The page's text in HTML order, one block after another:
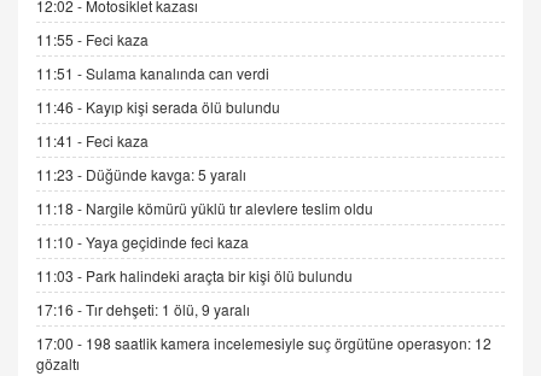
11.12.2024 12:30
DR. EKREM ASLAN
Gerçek Ne, Algı Ne? "Beraber Yürüyoruz"
Cümlesinin Peşinden
19.07.2025 12:45
GÖNÜL MENEKŞE
Şifacının Yolu
04.11.2025 12:56
AV. RÜMEYSA ÖZKALE
Kira Uyuşmazlıklarında Dava Açmadan Önce
Arabulucuya Başvuru Şartı
12:02 - Motosiklet kazası
11:55 - Feci kaza
11:51 -Sulama kanalında can verdi
11:46 - Kayıp kişi serada ölü bulundu
11:41 - Feci kaza
11:23 - Düğünde kavga: 5 yaralı
11:18 - Nargile kömürü yüklü tır alevlere teslim oldu
11:10 -Yaya geçidinde feci kaza
11:03 - Park halindeki araçta bir kişi ölü bulundu
17:16 -Tır dehşeti: 1 ölü, 9 yaralı
17:00 - 198 saatlik kamera incelemesiyle suç örgütüne operasyon: 12
gözaltı